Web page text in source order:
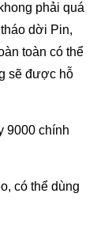
phải quá
dời Pin,
toàn có thể
sẽ được hỗ
9000 chính
có thể dùng